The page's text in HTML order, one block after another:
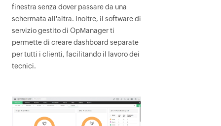
finestra senza dover passare da una
schermata all'altra. Inoltre, il software di
servizio gestito di OpManagerti
permette di creare dashboard separate
per tutti i clienti, facilitando il lavoro dei
tecnici.